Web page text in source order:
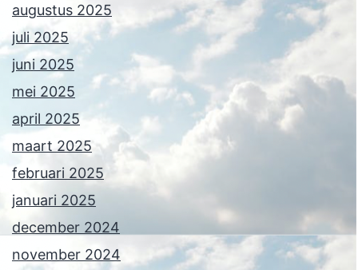
augustus 2025
juli 2025
juni 2025
mei 2025
april 2025
maart 2025
februari 2025
januari 2025
december 2024
november 2024